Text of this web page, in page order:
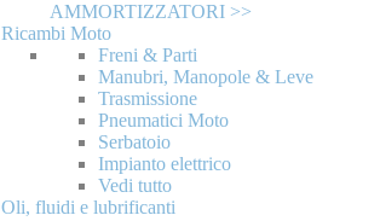
AMMORTIZZATORI >>
Ricambi Moto
Freni & Parti
Manubri, Manopole & Leve
Trasmissione
Pneumatici Moto
Serbatoio
Impianto elettrico
Vedi tutto
Oli, fluidi e lubrificanti